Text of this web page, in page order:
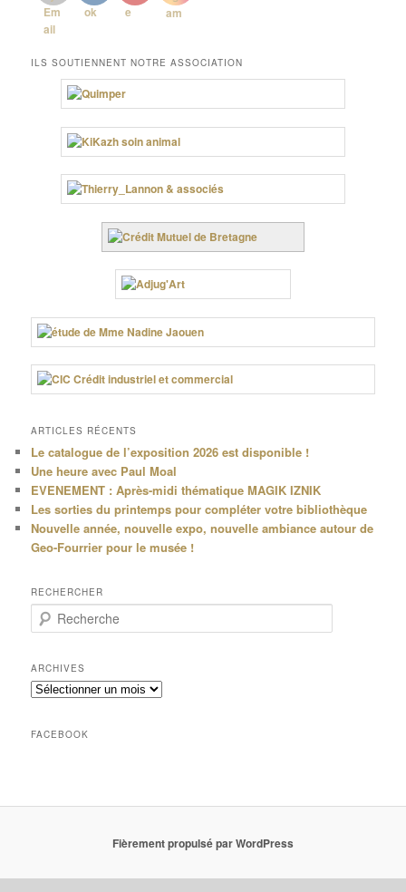
ILS SOUTIENNENT NOTRE ASSOCIATION
ARTICLES RÉCENTS
Le catalogue de l’exposition 2026 est disponible !
Une heure avec Paul Moal
EVENEMENT : Après-midi thématique MAGIK IZNIK
Les sorties du printemps pour compléter votre bibliothèque
Nouvelle année, nouvelle expo, nouvelle ambiance autour de
Geo-Fourrier pour le musée !
RECHERCHER
e
h
e
r
h
ARCHIVES
Archives
FACEBOOK
Fièrement propulsé par WordPress